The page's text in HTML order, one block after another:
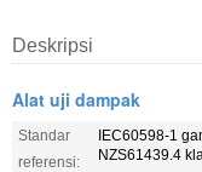
Deskripsi
Alat uji dampak
Standar
referensi:
IEC60598-1
NZS61439.4